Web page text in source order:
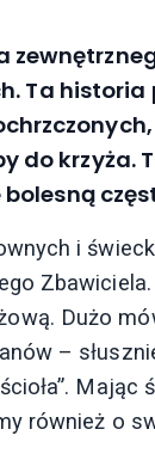
Ta historia
do krzyża.
bolesną
i
Dużo
–
Mając
również o